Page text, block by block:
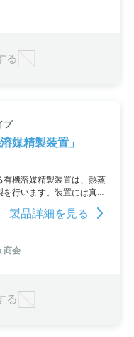
る
プ
媒精製装置」
機溶媒精製装置は、熱蒸
行います。装置には真空
溶媒を調合することが可
PPM以下に抑えられ、イ
えた本装置は、科学・理
期待されます。
製品詳細を見る
商会
る